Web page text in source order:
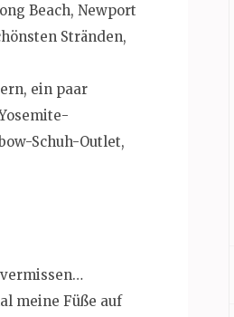
Beach, Newport
Stränden,
ein paar
Schuh-Outlet,
meine Füße auf